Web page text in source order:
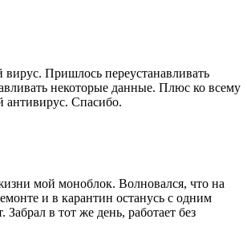
Пришлось переустанавливать
некоторые данные. Плюс ко всему
антивирус. Спасибо.
мой моноблок. Волновался, что на
и в карантин останусь с одним
в тот же день, работает без